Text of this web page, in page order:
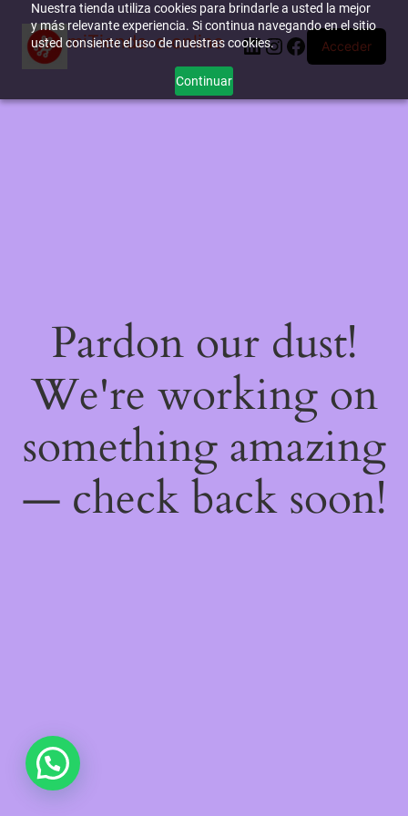
Nuestra tienda utiliza cookies para brindarle a usted la mejor
y más relevante experiencia. Si continua navegando en el sitio
usted consiente el uso de nuestras cookies.
Continuar
miTienda-e.online LinkedIn
Instagram
Facebook
Acceder
Pardon our dust!
We're working on
something amazing
— check back soon!